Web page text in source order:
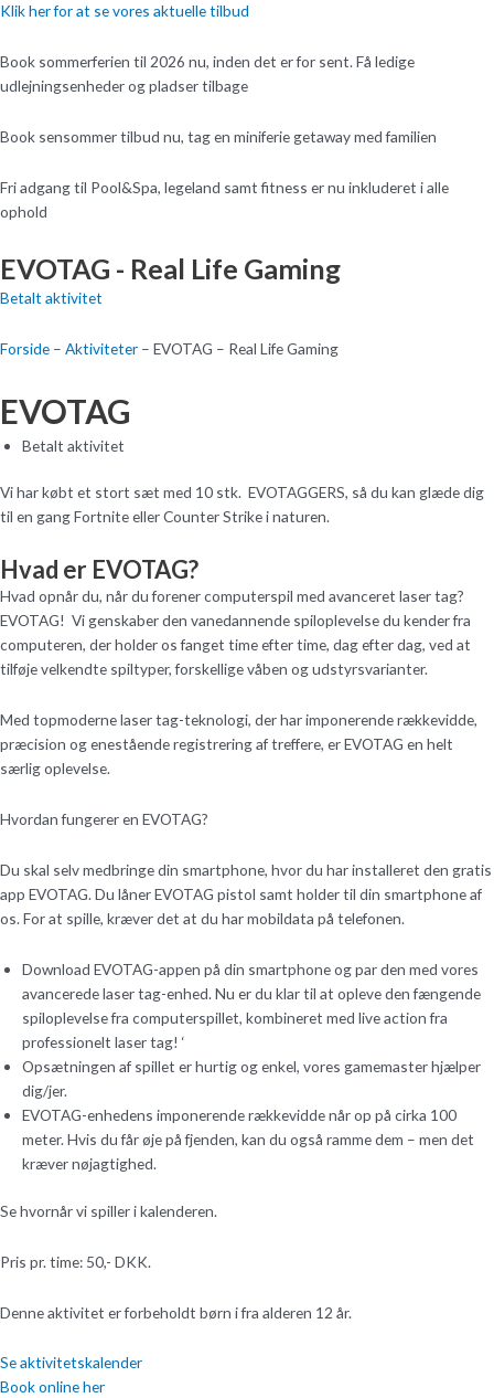
Klik her for at se vores aktuelle tilbud
Book sommerferien til 2026 nu, inden det er for sent. Få ledige
udlejningsenheder og pladser tilbage
Book sensommer tilbud nu, tag en miniferie getaway med familien
Fri adgang til Pool&Spa, legeland samt fitness er nu inkluderet i alle
ophold
EVOTAG - Real Life Gaming
Betalt aktivitet
Forside – Aktiviteter – EVOTAG – Real Life Gaming
EVOTAG
Betalt aktivitet
Vi har købt et stort sæt med 10 stk. EVOTAGGERS, så du kan glæde dig
til en gang Fortnite eller Counter Strike i naturen.
Hvad er EVOTAG?
Hvad opnår du, når du forener computerspil med avanceret laser tag?
EVOTAG! Vi genskaber den vanedannende spiloplevelse du kender fra
computeren, der holder os fanget time efter time, dag efter dag, ved at
tilføje velkendte spiltyper, forskellige våben og udstyrsvarianter.
Med topmoderne laser tag-teknologi, der har imponerende rækkevidde,
præcision og enestående registrering af treffere, er EVOTAG en helt
særlig oplevelse.
Hvordan fungerer en EVOTAG?
Du skal selv medbringe din smartphone, hvor du har installeret den gratis
app EVOTAG. Du låner EVOTAG pistol samt holder til din smartphone af
os. For at spille, kræver det at du har mobildata på telefonen.
Download EVOTAG-appen på din smartphone og par den med vores
avancerede laser tag-enhed. Nu er du klar til at opleve den fængende
spiloplevelse fra computerspillet, kombineret med live action fra
professionelt laser tag! ‘
Opsætningen af spillet er hurtig og enkel, vores gamemaster hjælper
dig/jer.
EVOTAG-enhedens imponerende rækkevidde når op på cirka 100
meter. Hvis du får øje på fjenden, kan du også ramme dem – men det
kræver nøjagtighed.
Se hvornår vi spiller i kalenderen.
Pris pr. time: 50,- DKK.
Denne aktivitet er forbeholdt børn i fra alderen 12 år.
Se aktivitetskalender
Book online her